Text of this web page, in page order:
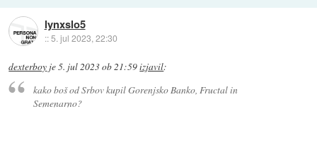
lynxslo5
::5. jul 2023, 22:30
dexterboy je5. jul 2023 ob 21:59izjavil:
kako boš od Srbov kupil Gorenjsko Banko, Fructal in
Semenarno?